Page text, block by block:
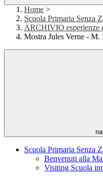
Home >
Scuola Primaria Senza
ARCHIVIO esperienze
Mostra Jules Verne - M.
Scuola Primaria Senza
Benvenuti alla
Visiting Scuola